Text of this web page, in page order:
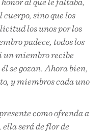
sino que los
los unos por los
padece, todos los
un miembro recibe
se gozan. Ahora bien,
y miembros cada uno
como ofrenda a
será de flor de